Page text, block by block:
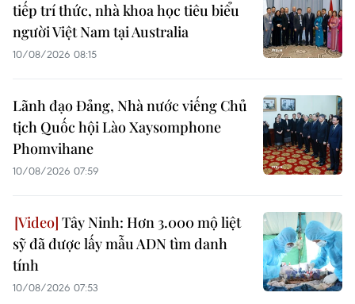
tiếp trí thức, nhà khoa học tiêu biểu
người Việt Nam tại Australia
10/08/2026 08:15
Lãnh đạo Đảng, Nhà nước viếng Chủ
tịch Quốc hội Lào Xaysomphone
Phomvihane
10/08/2026 07:59
Tây Ninh: Hơn 3.000 mộ liệt
sỹ đã được lấy mẫu ADN tìm danh
tính
10/08/2026 07:53